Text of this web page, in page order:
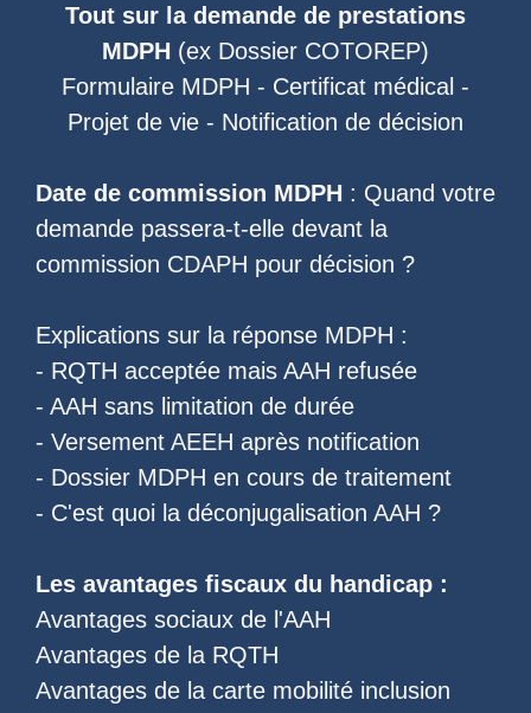
Tout sur la demande de prestations
MDPH (ex Dossier COTOREP)
Formulaire MDPH - Certificat médical -
Projet de vie - Notification de décision
Date de commission MDPH : Quand votre
demande passera-t-elle devant la
commission CDAPH pour décision ?
Explications sur la réponse MDPH :
- RQTH acceptée mais AAH refusée
- AAH sans limitation de durée
- Versement AEEH après notification
- Dossier MDPH en cours de traitement
- C'est quoi la déconjugalisation AAH ?
Les avantages fiscaux du handicap :
Avantages sociaux de l'AAH
Avantages de la RQTH
Avantages de la carte mobilité inclusion